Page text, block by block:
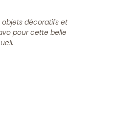
objets décoratifs et
pour cette belle